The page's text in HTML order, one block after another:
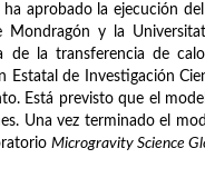
ha aprobado la ejecución
Mondragón y la
de la transferencia de
Estatal de Investigación
Está previsto que el
Una vez terminado el
Microgravity Science